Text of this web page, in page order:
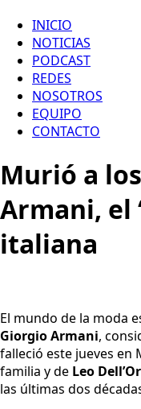
INICIO
NOTICIAS
PODCAST
REDES
NOSOTROS
EQUIPO
CONTACTO
Murió a
Armani, el
italiana
El mundo de la moda
Giorgio Armani,
falleció este jueves en
familia y de Leo
las últimas dos